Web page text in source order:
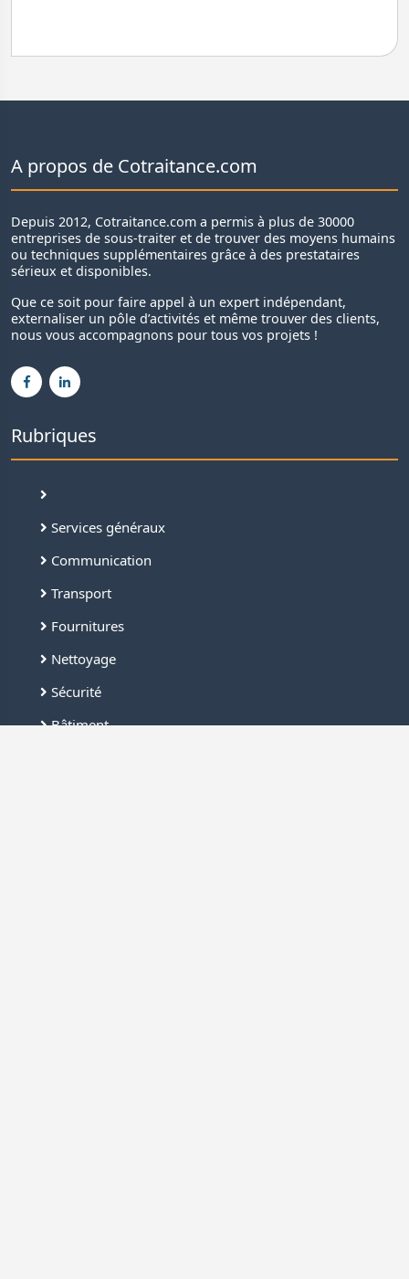
A propos de Cotraitance.com
Depuis 2012, Cotraitance.com a permis à plus de 30000
entreprises de sous-traiter et de trouver des moyens humains
ou techniques supplémentaires grâce à des prestataires
sérieux et disponibles.
Que ce soit pour faire appel à un expert indépendant,
externaliser un pôle d’activités et même trouver des clients,
nous vous accompagnons pour tous vos projets !
Rubriques
Services généraux
Communication
Transport
Fournitures
Nettoyage
Sécurité
Bâtiment